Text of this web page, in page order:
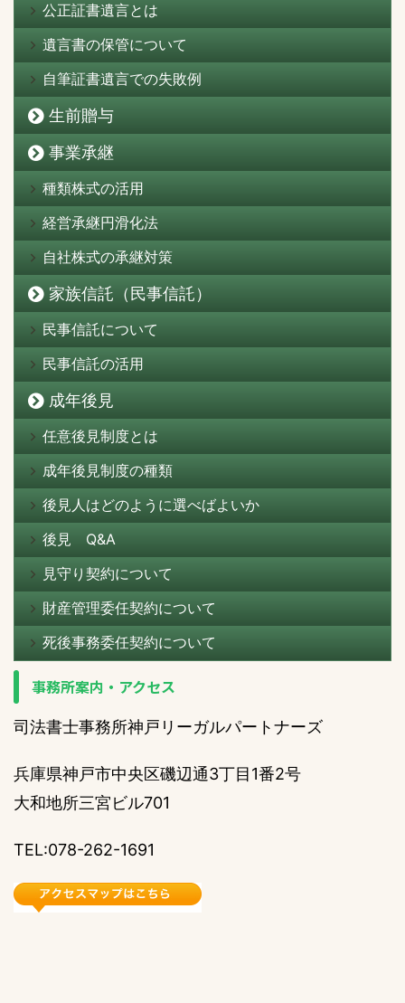
公正証書遺言とは
遺言書の保管について
自筆証書遺言での失敗例
生前贈与
事業承継
種類株式の活用
経営承継円滑化法
自社株式の承継対策
家族信託（民事信託）
民事信託について
民事信託の活用
成年後見
任意後見制度とは
成年後見制度の種類
後見人はどのように選べばよいか
後見 Q&A
見守り契約について
財産管理委任契約について
死後事務委任契約について
事務所案内・アクセス
司法書士事務所神戸リーガルパートナーズ
兵庫県神戸市中央区磯辺通3丁目1番2号
大和地所三宮ビル701
TEL:078-262-1691